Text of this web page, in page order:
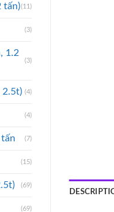
tấn)(11)
(3)
1.2
(3)
2.5t) (4)
(4)
(7)
(15)
(69)
(69)